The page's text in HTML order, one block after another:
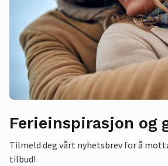
Ferieinspirasjon og
Tilmeld deg vårt nyhetsbrev for å
tilbud!